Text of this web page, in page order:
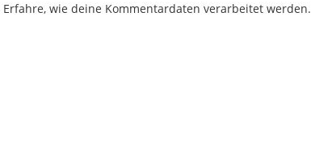
Erfahre, wie deine Kommentardaten verarbeitet werden.